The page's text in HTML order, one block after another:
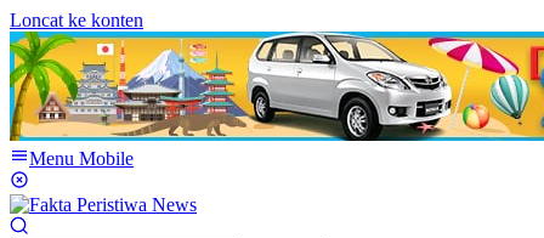
Loncat ke konten
Menu Mobile